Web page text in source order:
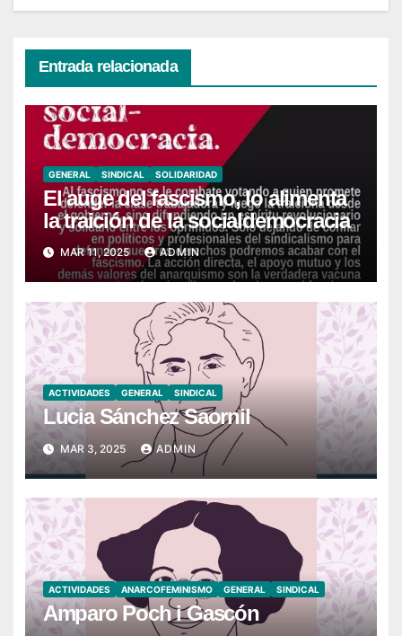
Entrada relacionada
GENERAL SINDICAL SOLIDARIDAD
El auge del fascismo, lo alimenta
la traición de la socialdemocracia
MAR 11, 2025 ADMIN
ACTIVIDADES GENERAL SINDICAL
Lucia Sánchez Saornil
MAR 3, 2025 ADMIN
ACTIVIDADES ANARCOFEMINISMO GENERAL SINDICAL
Amparo Poch i Gascón